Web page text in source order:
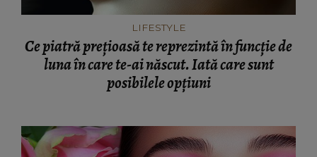
LIFESTYLE
Ce piatră prețioasă te reprezintă în funcție de
luna în care te-ai născut. Iată care sunt
posibilele opțiuni